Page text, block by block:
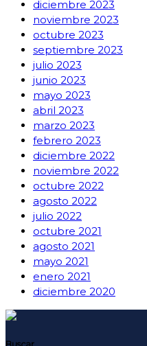
diciembre 2023
noviembre 2023
octubre 2023
septiembre 2023
julio 2023
junio 2023
mayo 2023
abril 2023
marzo 2023
febrero 2023
diciembre 2022
noviembre 2022
octubre 2022
agosto 2022
julio 2022
octubre 2021
agosto 2021
mayo 2021
enero 2021
diciembre 2020